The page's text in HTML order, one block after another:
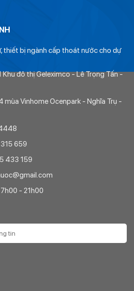
niêm yết: 687.200đ/m; Độ dày:
niêm yết: 872.700đ/m; Độ dày:
niêm yết: 1.129.900đ/m; Độ dày:
niêm yết: 1.425.600đ/m; Độ dày:
niêm yết: 1.694.200đ/m; Độ dày:
niêm yết: 2.157.200đ/m; Độ dày:
niêm yết: đ/m; Độ dày: mm; Pn(áp
thiết bị ngành cấp thoát nước cho dự
Khu đô thị Geleximco - Lê Trọng Tấn -
Vinhome Ocenpark - Nghĩa Trụ -
659
433 159
- 21h00